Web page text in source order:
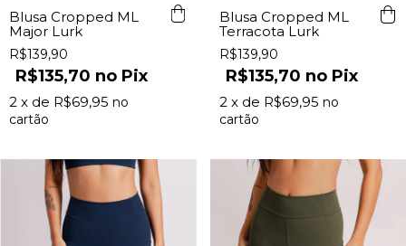
Blusa Cropped ML
Major Lurk
R$139,90
R$135,70 Pix
2 x de R$69,95
Blusa Cropped ML
Terracota Lurk
R$139,90
R$135,70 Pix
2 x de R$69,95